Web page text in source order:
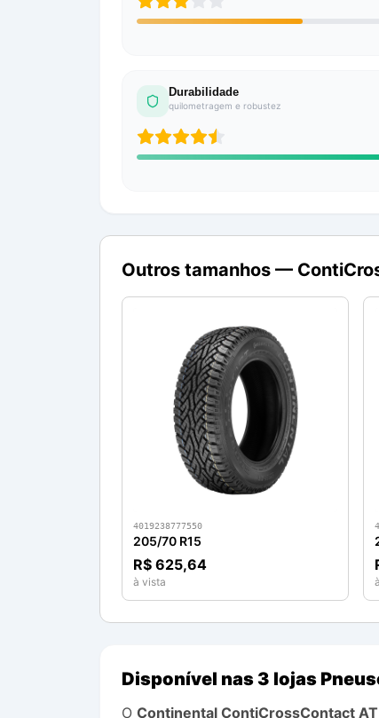
Durabilidade
quilometragem e robustez
Outros tamanhos —
4019238777550
205/70 R15
R$ 625,64
à vista
Disponível nas 3 lojas
O Continental ContiCrossContact AT